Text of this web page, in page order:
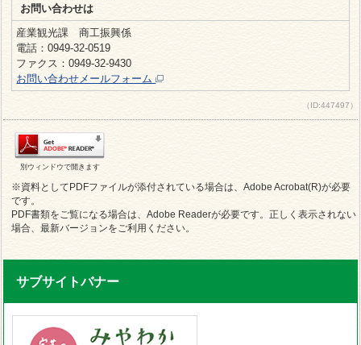
お問い合わせは
産業観光課 商工振興係
電話：0949-32-0519
ファクス：0949-32-9430
お問い合わせメールフォーム
（ID:447497）
別ウィンドウで開きます
※資料としてPDFファイルが添付されている場合は、Adobe Acrobat(R)が必要
です。
PDF書類をご覧になる場合は、Adobe Readerが必要です。正しく表示されない
場合、最新バージョンをご利用ください。
サブサイトバナー